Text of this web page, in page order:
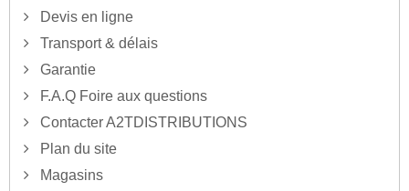
Devis en ligne
Transport & délais
Garantie
F.A.Q Foire aux questions
Contacter A2TDISTRIBUTIONS
Plan du site
Magasins